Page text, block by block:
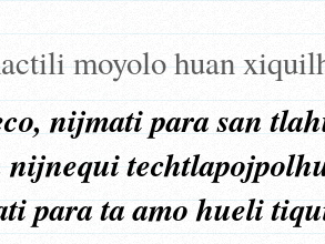
moyolo huan
nijmati para san
para ta amo hueli